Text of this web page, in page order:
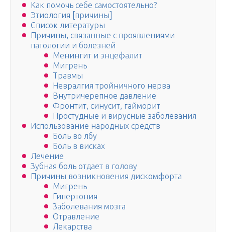
Как помочь себе самостоятельно?
Этиология [причины]
Список литературы
Причины, связанные с проявлениями
патологии и болезней
Менингит и энцефалит
Мигрень
Травмы
Невралгия тройничного нерва
Внутричерепное давление
Фронтит, синусит, гайморит
Простудные и вирусные заболевания
Использование народных средств
Боль во лбу
Боль в висках
Лечение
Зубная боль отдает в голову
Причины возникновения дискомфорта
Мигрень
Гипертония
Заболевания мозга
Отравление
Лекарства